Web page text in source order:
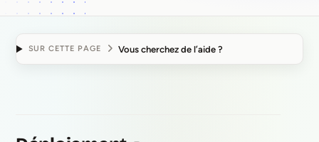
SUR CETTE PAGE Vous cherchez de l’aide ?